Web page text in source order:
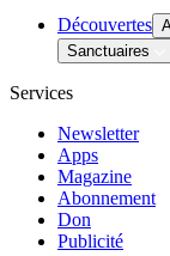
Découvertes
Sanctuaires
Services
Newsletter
Apps
Magazine
Abonnement
Don
Publicité